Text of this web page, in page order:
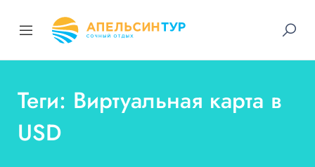
Теги: Виртуальная карта в
USD